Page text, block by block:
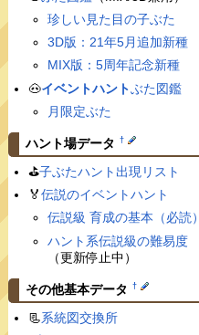
珍しい見た目の子ぶた
3D版：21年5月追加新種
MIX版：5周年記念新種
🐽イベントハントぶた図鑑
月限定ぶた
ハント場データ †
⛳️子ぶたハント出現リスト
🏅伝説のイベントハント
伝説級 育成の基本（必読）
ハント系伝説級の難易度
（更新停止中）
その他基本データ †
📃系統図交換所